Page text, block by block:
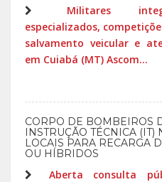
Militares
especializados,
salvamento veicular e
em Cuiabá (MT) Ascom...
CORPO DE BOMBEIROS
INSTRUÇÃO TÉCNICA (IT)
LOCAIS PARA RECARGA
OU HÍBRIDOS
Aberta consulta